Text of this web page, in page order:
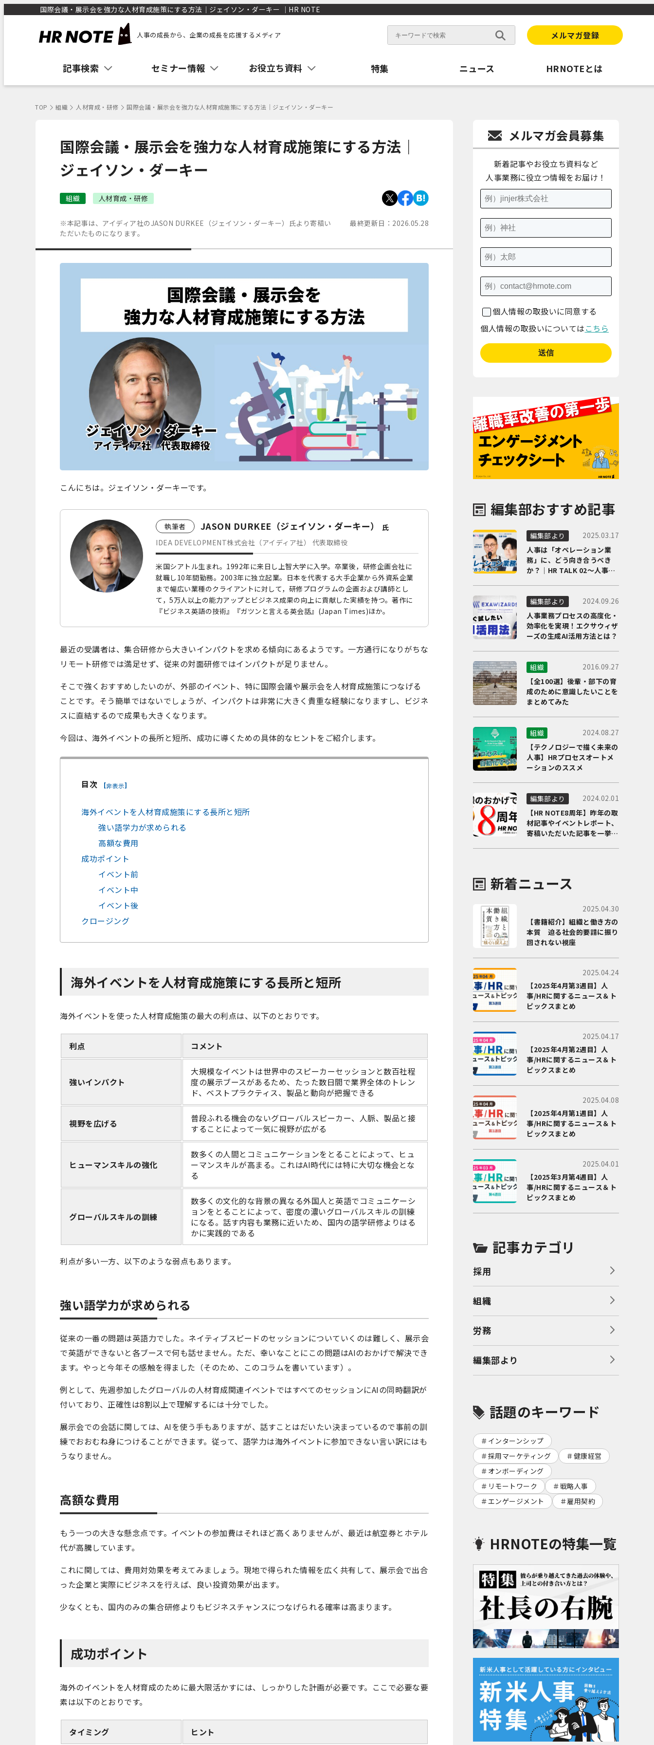
国際会議・展示会を強力な人材育成施策にする方法｜ジェイソン・ダーキー ｜HR NOTE
人事の成長から、企業の成長を応援するメディア メルマガ登録
記事検索 セミナー情報 お役立ち資料 特集 ニュース HRNOTEとは
TOP 組織 人材育成・研修 国際会議・展示会を強力な人材育成施策にする方法｜ジェイソン・ダーキー
国際会議・展示会を強力な人材育成施策にする方法｜
ジェイソン・ダーキー
組織 人材育成・研修
※本記事は、アイディア社のJASON DURKEE（ジェイソン・ダーキー）氏より寄稿い
ただいたものになります。
最終更新日： 2026.05.28
こんにちは。ジェイソン・ダーキーです。
執筆者 JASON DURKEE（ジェイソン・ダーキー）
氏
IDEA DEVELOPMENT株式会社（アイディア社） 代表取締役
米国シアトル生まれ。1992年に来日し上智大学に入学。卒業後，研修企画会社に
就職し10年間勤務。2003年に独立起業。日本を代表する大手企業から外資系企業
まで幅広い業種のクライアントに対して，研修プログラムの企画および講師とし
て，5万人以上の能力アップとビジネス成果の向上に貢献した実績を持つ。著作に
『ビジネス英語の技術』『ガツンと言える英会話』(Japan Times)ほか。
最近の受講者は、集合研修から大きいインパクトを求める傾向にあるようです。一方通行になりがちな
リモート研修では満足せず、従来の対面研修ではインパクトが足りません。
そこで強くおすすめしたいのが、外部のイベント、特に国際会議や展示会を人材育成施策につなげる
ことです。そう簡単ではないでしょうが、インパクトは非常に大きく貴重な経験になりますし、ビジネ
スに直結するので成果も大きくなります。
今回は、海外イベントの長所と短所、成功に導くための具体的なヒントをご紹介します。
目次 [非表示]
海外イベントを人材育成施策にする長所と短所
強い語学力が求められる
高額な費用
成功ポイント
イベント前
イベント中
イベント後
クロージング
海外イベントを人材育成施策にする長所と短所
海外イベントを使った人材育成施策の最大の利点は、以下のとおりです。
利点 コメント
強いインパクト
大規模なイベントは世界中のスピーカーセッションと数百社程
度の展示ブースがあるため、たった数日間で業界全体のトレン
ド、ベストプラクティス、製品と動向が把握できる
視野を広げる
普段ふれる機会のないグローバルスピーカー、人脈、製品と接
することによって一気に視野が広がる
ヒューマンスキルの強化
数多くの人間とコミュニケーションをとることによって、ヒュ
ーマンスキルが高まる。これはAI時代には特に大切な機会とな
る
グローバルスキルの訓練
数多くの文化的な背景の異なる外国人と英語でコミュニケーシ
ョンをとることによって、密度の濃いグローバルスキルの訓練
になる。話す内容も業務に近いため、国内の語学研修よりはる
かに実践的である
利点が多い一方、以下のような弱点もあります。
強い語学力が求められる
従来の一番の問題は英語力でした。ネイティブスピードのセッションについていくのは難しく、展示会
で英語ができないと各ブースで何も話せません。ただ、幸いなことにこの問題はAIのおかげで解決でき
ます。やっと今年その感触を得ました（そのため、このコラムを書いています）。
例として、先週参加したグローバルの人材育成関連イベントではすべてのセッションにAIの同時翻訳が
付いており、正確性は8割以上で理解するには十分でした。
展示会での会話に関しては、AIを使う手もありますが、話すことはだいたい決まっているので事前の訓
練でおおむね身につけることができます。従って、語学力は海外イベントに参加できない言い訳にはも
うなりません。
高額な費用
もう一つの大きな懸念点です。イベントの参加費はそれほど高くありませんが、最近は航空券とホテル
代が高騰しています。
これに関しては、費用対効果を考えてみましょう。現地で得られた情報を広く共有して、展示会で出合
った企業と実際にビジネスを行えば、良い投資効果が出ます。
少なくとも、国内のみの集合研修よりもビジネスチャンスにつなげられる確率は高まります。
成功ポイント
海外のイベントを人材育成のために最大限活かすには、しっかりした計画が必要です。ここで必要な要
素は以下のとおりです。
タイミング ヒント
メルマガ会員募集
新着記事やお役立ち資料など
人事業務に役立つ情報をお届け！
個人情報の取扱いに同意する
個人情報の取扱いについては こちら
編集部おすすめ記事
編集部より
2025.03.17
人事は「オペレーション業
務」に、どう向き合うべき
か？｜HR TALK 02～人事DX
編集部より
2024.09.26
人事業務プロセスの高度化・
効率化を実現！エクサウィザ
ーズの生成AI活用方法とは？
組織
2016.09.27
【全100選】後輩・部下の育
成のために意識したいことを
まとめてみた
組織
2024.08.27
【テクノロジーで描く未来の
人事】HRプロセスオートメ
ーションのススメ
編集部より
2024.02.01
【HR NOTE8周年】昨年の取
材記事やイベントレポート、
寄稿いただいた記事を一挙に
新着ニュース
2025.04.30
【書籍紹介】組織と働き方の
本質 迫る社会的要請に振り
回されない視座
2025.04.24
【2025年4月第3週目】人
事/HRに関するニュース＆ト
ピックスまとめ
2025.04.17
【2025年4月第2週目】人
事/HRに関するニュース＆ト
ピックスまとめ
2025.04.08
【2025年4月第1週目】人
事/HRに関するニュース＆ト
ピックスまとめ
2025.04.01
【2025年3月第4週目】人
事/HRに関するニュース＆ト
ピックスまとめ
記事カテゴリ
採用
組織
労務
編集部より
話題のキーワード
インターンシップ
採用マーケティング
健康経営
オンボーディング
リモートワーク
戦略人事
エンゲージメント
雇用契約
HRNOTEの特集一覧